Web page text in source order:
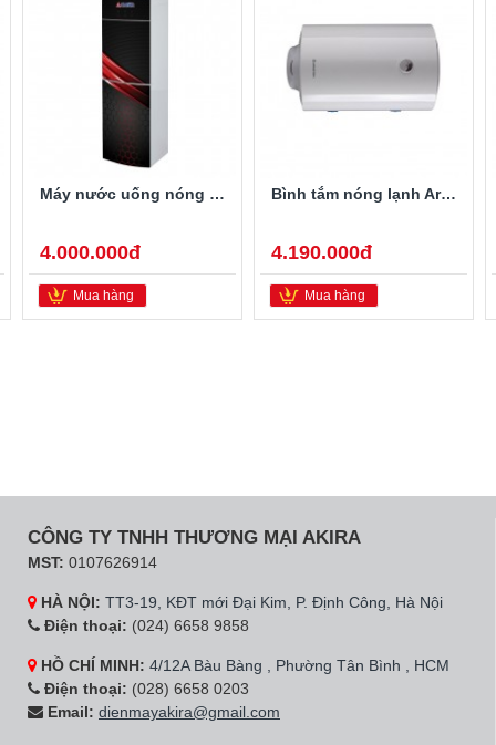
Máy nước uống nóng lạnh Alaska R-80
4.000.000đ
Mua hàng
Bình tắm nóng lạnh Ariston PRO-R40SH 2.5FE 40 Lít
4.190.000đ
Mua hàng
CÔNG TY TNHH THƯƠNG MẠI AKIRA
MST: 0107626914
HÀ NỘI: TT3-19, KĐT mới Đại Kim, P. Định Công, Hà Nội
Điện thoại: (024) 6658 9858
HỒ CHÍ MINH: 4/12A Bàu Bàng , Phường Tân Bình , HCM
Điện thoại: (028) 6658 0203
Email: dienmayakira@gmail.com